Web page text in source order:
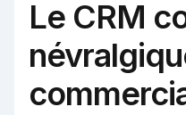
Le CRM